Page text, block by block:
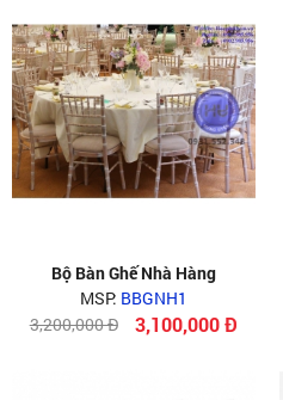
Bộ Bàn Ghế Nhà Hàng
MSP: BBGNH1
3,200,000 Đ
3,100,000 Đ